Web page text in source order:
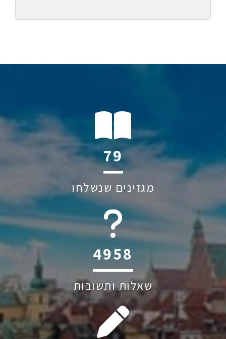
119
מגזינים שנשלחו
6045
שאלות ותשובות